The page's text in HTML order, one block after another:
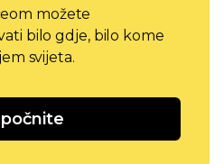
možete
bilo gdje, bilo kome
svijeta.